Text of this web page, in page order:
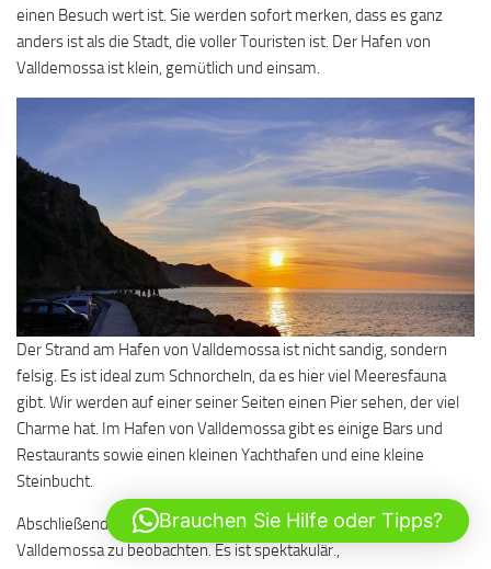
einen Besuch wert ist. Sie werden sofort merken, dass es ganz
anders ist als die Stadt, die voller Touristen ist. Der Hafen von
Valldemossa ist klein, gemütlich und einsam.
Der Strand am Hafen von Valldemossa ist nicht sandig, sondern
felsig. Es ist ideal zum Schnorcheln, da es hier viel Meeresfauna
gibt. Wir werden auf einer seiner Seiten einen Pier sehen, der viel
Charme hat. Im Hafen von Valldemossa gibt es einige Bars und
Restaurants sowie einen kleinen Yachthafen und eine kleine
Steinbucht.
Abschließend empfehlen wir, den Sonnenuntergang in Port de
Valldemossa zu beobachten. Es ist spektakulär.,
Brauchen Sie Hilfe oder Tipps?